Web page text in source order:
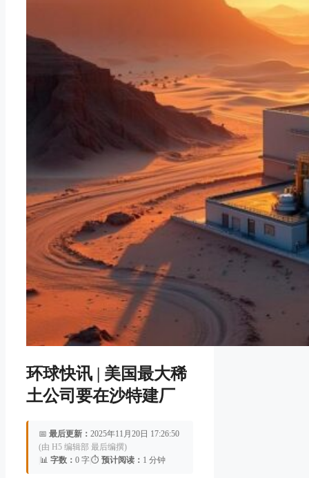
环球快讯 | 美国最大稀
土公司要在沙特建厂
📅 最后更新： 2025年11月20日 17:26:50
(由 H5 编辑部 最后编撰)
📊 字数： 0 字⏱️ 预计阅读： 1 分钟